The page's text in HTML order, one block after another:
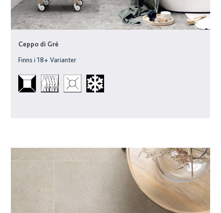
Ceppo di Gré
Finns i18+ Varianter